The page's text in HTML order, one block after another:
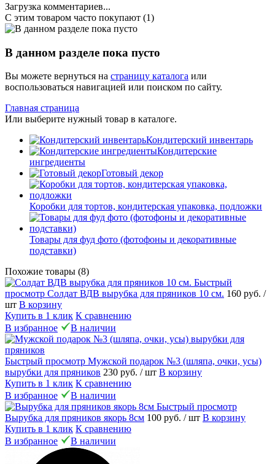
Загрузка комментариев...
С этим товаром часто покупают (1)
В данном разделе пока пусто
Вы можете вернуться на страницу каталога или
воспользоваться навигацией или поиском по сайту.
Главная страница
Или выберите нужный товар в каталоге.
Кондитерский инвентарь
Кондитерские
ингредиенты
Готовый декор
Коробки для тортов, кондитерская упаковка, подложки
Товары для фуд фото (фотофоны и декоративные
подставки)
Похожие товары (8)
Быстрый
просмотр Солдат ВДВ вырубка для пряников 10 см. 160 руб. /
шт В корзину
Купить в 1 клик К сравнению
В избранное
В наличии
Быстрый просмотр Мужской подарок №3 (шляпа, очки, усы)
вырубки для пряников 230 руб. / шт В корзину
Купить в 1 клик К сравнению
В избранное
В наличии
Быстрый просмотр
Вырубка для пряников якорь 8см 100 руб. / шт В корзину
Купить в 1 клик К сравнению
В избранное
В наличии